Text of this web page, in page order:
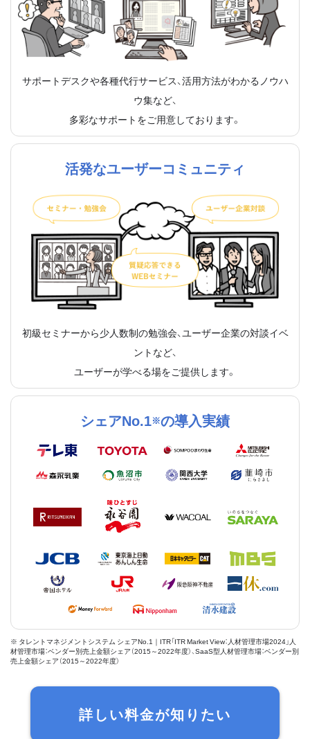
サポートデスクや各種代行サービス、活用方法がわかるノウハ
ウ集など、
多彩なサポートをご用意しております。
活発なユーザーコミュニティ
初級セミナーから少人数制の勉強会、ユーザー企業の対談イベ
ントなど、
ユーザーが学べる場をご提供します。
シェアNo.1※の導入実績
※ タレントマネジメントシステム シェアNo.1｜ITR「ITR Market View：人材管理市場2024」人
材管理市場：ベンダー別売上金額シェア（2015～2022年度）、SaaS型人材管理市場：ベンダー別
売上金額シェア（2015～2022年度）
詳しい料金が知りたい